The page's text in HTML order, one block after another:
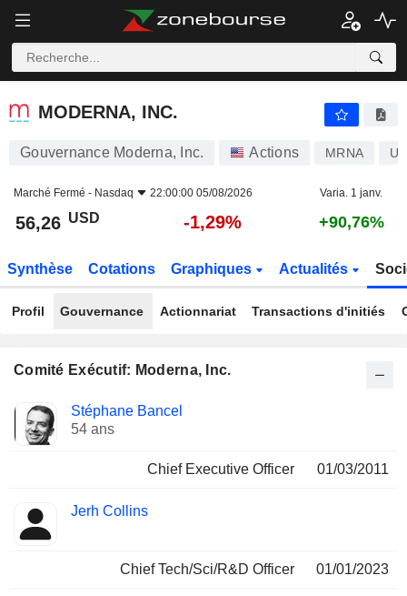
MODERNA, INC.
MODERNA, INC.
Gouvernance Moderna, Inc. Actions MRNA
Marché Fermé - Nasdaq 22:00:00 05/08/2026 Varia. 1 janv.
56,26 USD -1,29% +90,76%
Synthèse Cotations Graphiques Actualités
Profil Gouvernance Actionnariat Transactions d'initiés
Comité Exécutif: Moderna, Inc.
Dirigeant
Fonctions
occupées
Stéphane Bancel
54 ans
Chief Executive Officer 01/03/2011
Jerh Collins
Chief Tech/Sci/R&D Officer 01/01/2023